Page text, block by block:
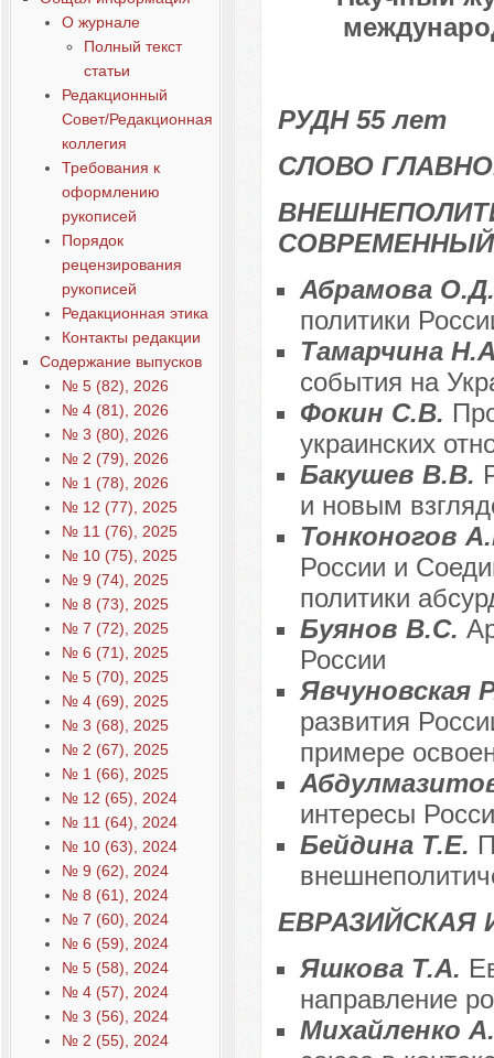
О журнале
Полный текст
статьи
Редакционный
Совет/Редакционная
коллегия
Требования к
оформлению
рукописей
Порядок
рецензирования
рукописей
Редакционная этика
Контакты редакции
Содержание выпусков
№ 5 (82), 2026
№ 4 (81), 2026
№ 3 (80), 2026
№ 2 (79), 2026
№ 1 (78), 2026
№ 12 (77), 2025
№ 11 (76), 2025
№ 10 (75), 2025
№ 9 (74), 2025
№ 8 (73), 2025
№ 7 (72), 2025
№ 6 (71), 2025
№ 5 (70), 2025
№ 4 (69), 2025
№ 3 (68), 2025
№ 2 (67), 2025
№ 1 (66), 2025
№ 12 (65), 2024
№ 11 (64), 2024
№ 10 (63), 2024
№ 9 (62), 2024
№ 8 (61), 2024
№ 7 (60), 2024
№ 6 (59), 2024
№ 5 (58), 2024
№ 4 (57), 2024
№ 3 (56), 2024
№ 2 (55), 2024
РУДН 55 лет
СЛОВО
Абрамова
политики
Тамарчина
события на
Фокин С.В.
украинских
Бакушев В.В.
и новым
Тонконогов
России и
политики
Буянов В.С.
России
Явчуновская
развития
примере
интересы
Бейдина Т.Е.
ЕВРАЗИЙСКАЯ
Яшкова Т.А.
направление
Михайленко